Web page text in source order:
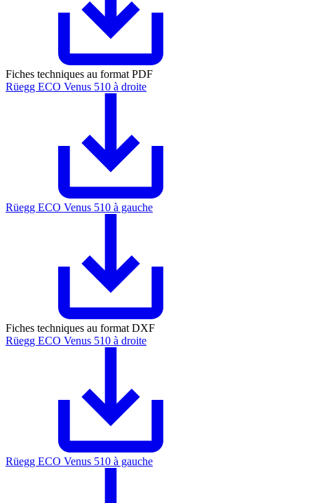
Fiches techniques au format PDF
Rüegg ECO Venus 510 à droite
Rüegg ECO Venus 510 à gauche
Fiches techniques au format DXF
Rüegg ECO Venus 510 à droite
Rüegg ECO Venus 510 à gauche